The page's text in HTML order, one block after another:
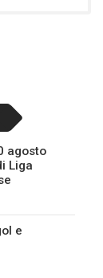
agosto
Liga
e